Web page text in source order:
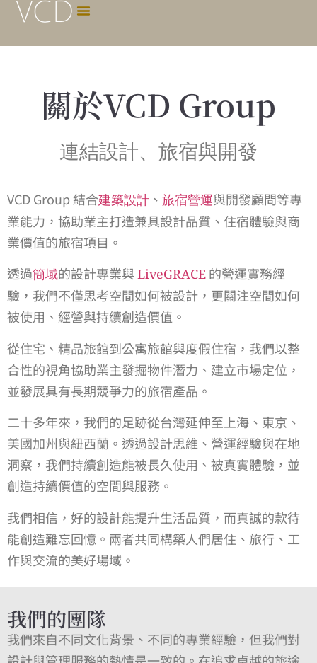
關於VCD Group
連結設計、旅宿與開發
VCD Group 結合建築設計 、 旅宿營運與開發顧問等專
業能力，協助業主打造兼具設計品質、住宿體驗與商
業價值的旅宿項目。
透過簡域的設計專業與LiveGRACE 的營運實務經
驗，我們不僅思考空間如何被設計，更關注空間如何
被使用、經營與持續創造價值。
從住宅、精品旅館到公寓旅館與度假住宿，我們以整
合性的視角協助業主發掘物件潛力、建立市場定位，
並發展具有長期競爭力的旅宿產品。
二十多年來，我們的足跡從台灣延伸至上海、東京、
美國加州與紐西蘭。透過設計思維、營運經驗與在地
洞察，我們持續創造能被長久使用、被真實體驗，並
創造持續價值的空間與服務。
我們相信，好的設計能提升生活品質，而真誠的款待
能創造難忘回憶。兩者共同構築人們居住、旅行、工
作與交流的美好場域。
我們的團隊
我們來自不同文化背景、不同的專業經驗，但我們對